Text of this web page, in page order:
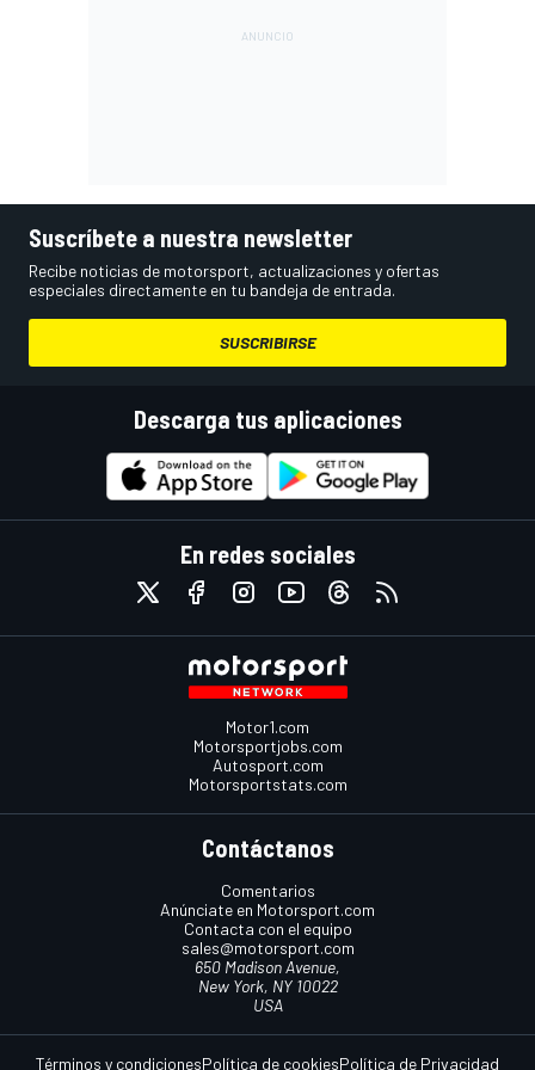
Suscríbete a nuestra newsletter
Recibe noticias de motorsport, actualizaciones y ofertas
especiales directamente en tu bandeja de entrada.
SUSCRIBIRSE
Descarga tus aplicaciones
En redes sociales
Motor1.com
Motorsportjobs.com
Autosport.com
Motorsportstats.com
Contáctanos
Comentarios
Anúnciate en Motorsport.com
Contacta con el equipo
sales@motorsport.com
650 Madison Avenue,
New York, NY 10022
USA
Términos y condicionesPolítica de cookiesPolítica de Privacidad